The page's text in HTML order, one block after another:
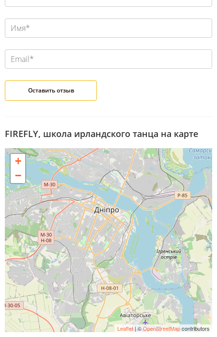
FIREFLY, школа ирландского танца на карте
+
−
Leaflet| ©OpenStreetMapcontributors